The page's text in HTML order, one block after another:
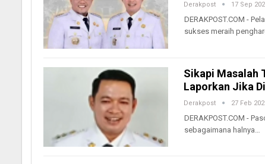
Derakpost 17 Sep
DERAKPOST.COM -
sukses meraih
Sikapi Masalah
Laporkan Jika
Derakpost 27 Feb
DERAKPOST.COM -
sebagaimana halnya…